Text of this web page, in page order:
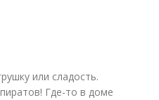
или сладость.
Где-то в доме